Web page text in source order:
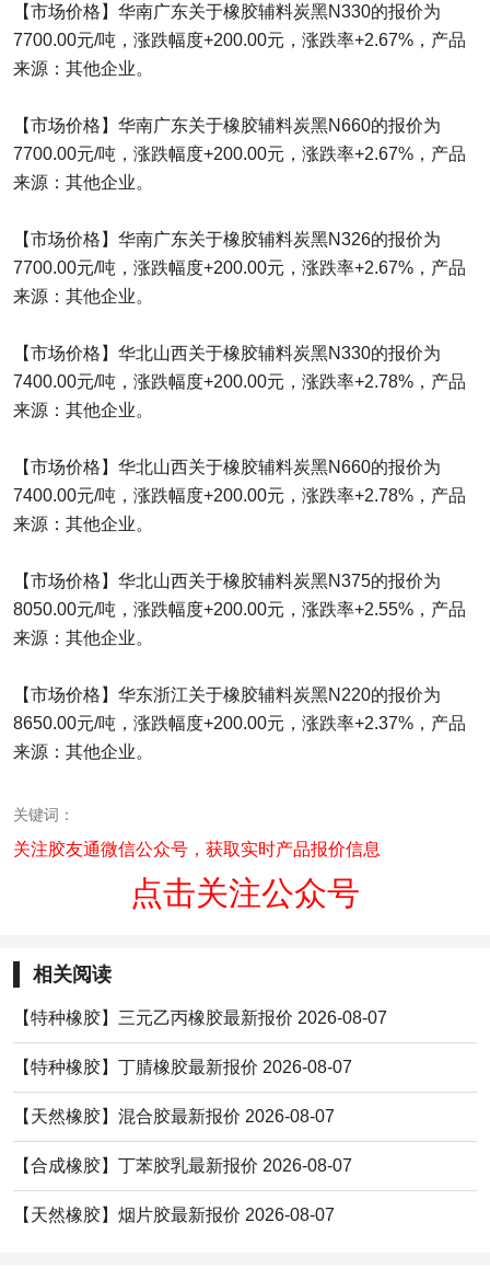
【市场价格】华南广东关于橡胶辅料炭黑N330的报价为
7700.00元/吨，涨跌幅度+200.00元，涨跌率+2.67%，产品
来源：其他企业。
【市场价格】华南广东关于橡胶辅料炭黑N660的报价为
7700.00元/吨，涨跌幅度+200.00元，涨跌率+2.67%，产品
来源：其他企业。
【市场价格】华南广东关于橡胶辅料炭黑N326的报价为
7700.00元/吨，涨跌幅度+200.00元，涨跌率+2.67%，产品
来源：其他企业。
【市场价格】华北山西关于橡胶辅料炭黑N330的报价为
7400.00元/吨，涨跌幅度+200.00元，涨跌率+2.78%，产品
来源：其他企业。
【市场价格】华北山西关于橡胶辅料炭黑N660的报价为
7400.00元/吨，涨跌幅度+200.00元，涨跌率+2.78%，产品
来源：其他企业。
【市场价格】华北山西关于橡胶辅料炭黑N375的报价为
8050.00元/吨，涨跌幅度+200.00元，涨跌率+2.55%，产品
来源：其他企业。
【市场价格】华东浙江关于橡胶辅料炭黑N220的报价为
8650.00元/吨，涨跌幅度+200.00元，涨跌率+2.37%，产品
来源：其他企业。
关键词：
关注胶友通微信公众号，获取实时产品报价信息
点击关注公众号
相关阅读
【特种橡胶】三元乙丙橡胶最新报价 2026-08-07
【特种橡胶】丁腈橡胶最新报价 2026-08-07
【天然橡胶】混合胶最新报价 2026-08-07
【合成橡胶】丁苯胶乳最新报价 2026-08-07
【天然橡胶】烟片胶最新报价 2026-08-07